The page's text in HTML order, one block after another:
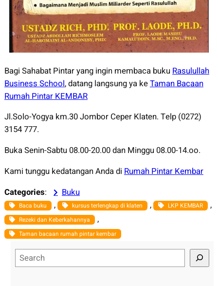
Bagi Sahabat Pintar yang ingin membaca buku Rasulullah
Business School, datang langsung ya keTaman Bacaan
Rumah Pintar KEMBAR
Jl.Solo-Yogya km.30 Jombor Ceper Klaten. Telp (0272)
3154 777.
Buka Senin-Sabtu 08.00-20.00 dan Minggu 08.00-14.oo.
Kami tunggu kedatangan Anda di Rumah Pintar Kembar
Categories: Buku
Baca buku , kursus terlengkap di klaten , LKP KEMBAR ,
Rezeki dan Keberkahannya ,
Taman bacaan rumah pintar kembar
e